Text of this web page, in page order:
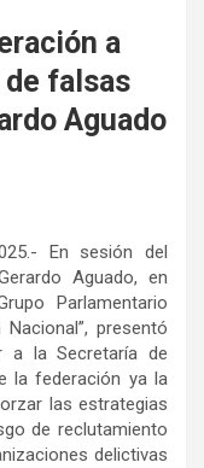
a
falsas
Aguado
En sesión del
Aguado, en
Parlamentario
presentó
a la Secretaría de
la federación ya la
las estrategias
de reclutamiento
delictivas